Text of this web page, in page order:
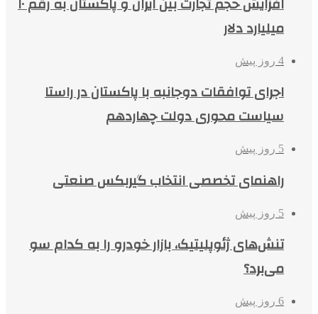
میلیارد دلار
4 روز پیش
اجرای توافقات دوجانبه با پاکستان در راستا
سیاست محوری دولت چهاردهم
5 روز پیش
راهنمای تخصصی انتخاب گیربکس صنعتی
5 روز پیش
تنش‌های ژئوپلیتیک، بازار خودرو را به کدام سو
می‌برد؟
6 روز پیش